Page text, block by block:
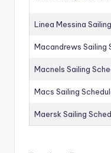
Linea Messina
Macandrews Sailing
Macnels Sailing
Macs Sailing
Maersk Sailing